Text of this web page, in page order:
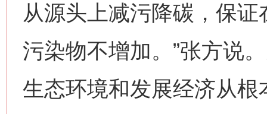
从源头上减污降碳，保
污染物不增加。”张方说
生态环境和发展经济从